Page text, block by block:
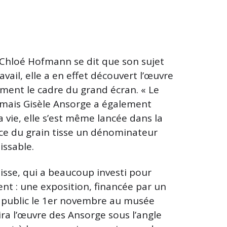
Hofmann se dit que son sujet
elle a en effet découvert l’œuvre
le cadre du grand écran. « Le
Gisèle Ansorge a également
elle s’est même lancée dans la
du grain tisse un dénominateur
qui a beaucoup investi pour
: une exposition, financée par un
le 1er novembre au musée
l’œuvre des Ansorge sous l’angle